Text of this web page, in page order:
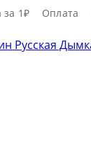
за 1₽ Оплата